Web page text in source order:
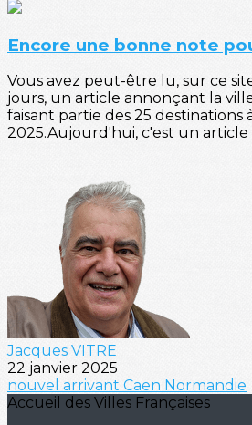
Encore une bonne note
Vous avez peut-être lu, sur ce
jours, un article annonçant la
faisant partie des 25 destinations
2025.Aujourd'hui, c'est un article
Jacques VITRE
22 janvier 2025
nouvel arrivant Caen Normandie
Accueil des Villes Françaises